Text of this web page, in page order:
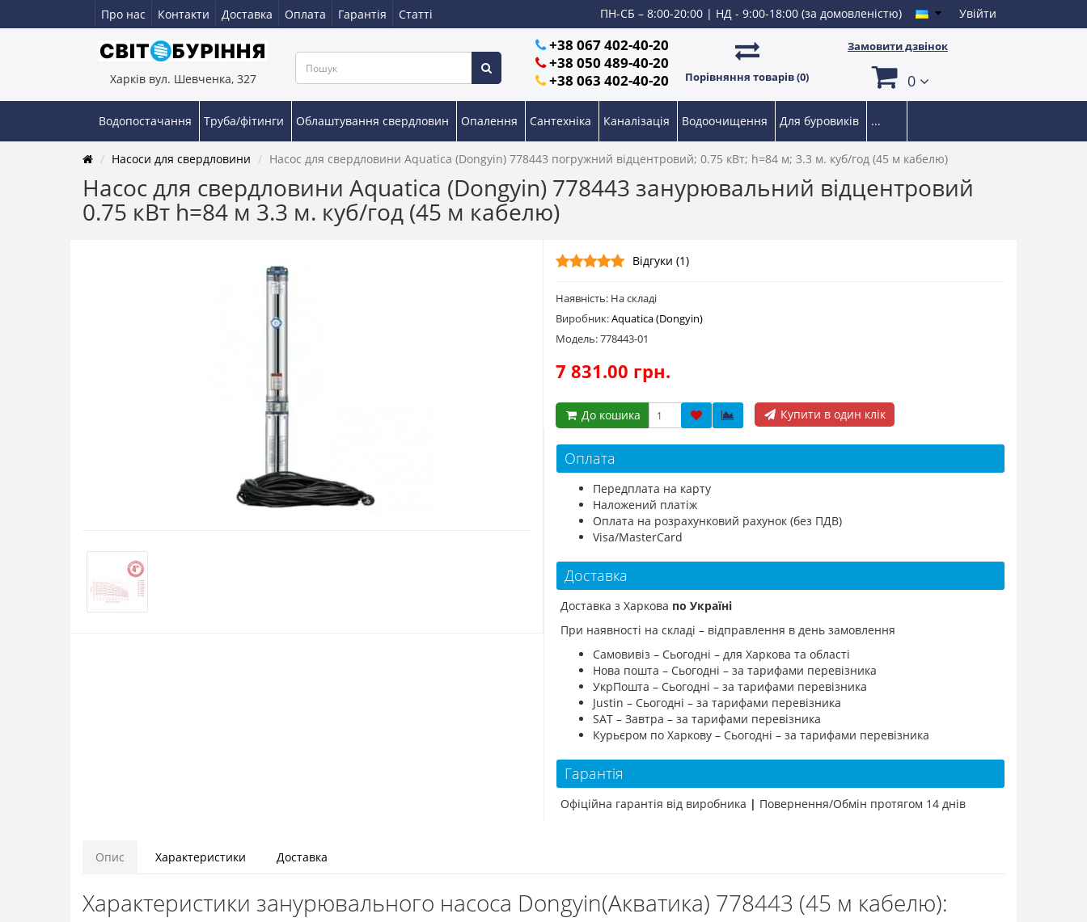
Про нас Контакти Доставка Оплата Гарантія Статті ПН-СБ – 8:00-20:00 | НД - 9:00-18:00 (за домовленістю) Увійти
Харків вул. Шевченка, 327
+38 067 402-40-20
+38 050 489-40-20
+38 063 402-40-20
Порівняння товарів (0)
Замовити дзвінок
0
Водопостачання Труба/фітинги Облаштування свердловин Опалення Сантехніка Каналізація Водоочищення Для буровиків ...
Насоси для свердловини Насос для свердловини Aquatica (Dongyin) 778443 погружний відцентровий; 0.75 кВт; h=84 м; 3.3 м. куб/год (45 м кабелю)
Насос для свердловини Aquatica (Dongyin) 778443 занурювальний відцентровий
0.75 кВт h=84 м 3.3 м. куб/год (45 м кабелю)
Відгуки (1)
Наявність: На складі
Виробник:Aquatica (Dongyin)
Модель: 778443-01
7 831.00 грн.
До кошика Купити в один клік
Оплата
Передплата на карту
Наложений платіж
Оплата на розрахунковий рахунок (без ПДВ)
Visa/MasterCard
Доставка
Доставка з Харкова по Україні
При наявності на складі – відправлення в день замовлення
Самовивіз – Сьогодні – для Харкова та області
Нова пошта – Сьогодні – за тарифами перевізника
УкрПошта – Сьогодні – за тарифами перевізника
Justin – Сьогодні – за тарифами перевізника
SAT – Завтра – за тарифами перевізника
Курьєром по Харкову – Сьогодні – за тарифами перевізника
Гарантія
Офіційна гарантія від виробника | Повернення/Обмін протягом 14 днів
Опис Характеристики Доставка
Характеристики занурювального насоса Dongyin(Акватика) 778443 (45 м кабелю):